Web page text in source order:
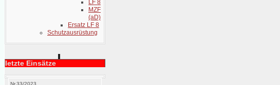
LF 8
MZF
(aD)
Ersatz LF 8
Schutzausrüstung
letzte Einsätze
Nr.33/2023